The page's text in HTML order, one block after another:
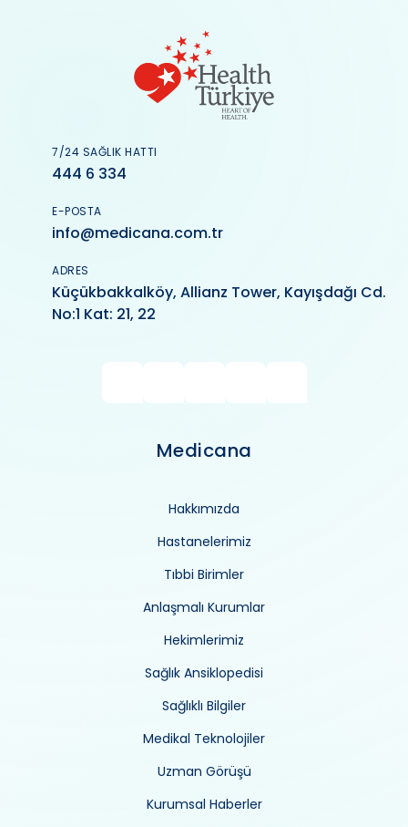
7/24 SAĞLIK HATTI
444 6 334
E-POSTA
info@medicana.com.tr
ADRES
Küçükbakkalköy, Allianz Tower, Kayışdağı Cd.
No:1 Kat: 21, 22
Medicana
Hakkımızda
Hastanelerimiz
Tıbbi Birimler
Anlaşmalı Kurumlar
Hekimlerimiz
Sağlık Ansiklopedisi
Sağlıklı Bilgiler
Medikal Teknolojiler
Uzman Görüşü
Kurumsal Haberler